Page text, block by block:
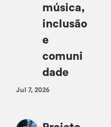
música,
inclusão
e
comuni
dade
Jul 7, 2026